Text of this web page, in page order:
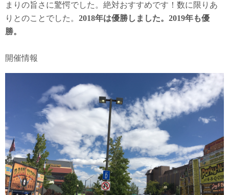
まりの旨さに驚愕でした。絶対おすすめです！数に限りあ
りとのことでした。 2018年は優勝しました。2019年も優
勝。
開催情報